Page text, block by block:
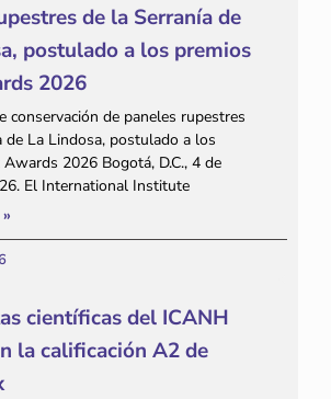
de la Serranía de
postulado a los premios
2026
conservación de paneles rupestres
de La Lindosa, postulado a los
Awards 2026 Bogotá, D.C., 4 de
El International Institute
científicas del ICANH
la calificación A2 de